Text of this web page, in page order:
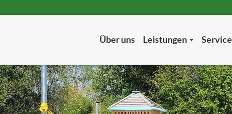
Über uns Leistungen Service